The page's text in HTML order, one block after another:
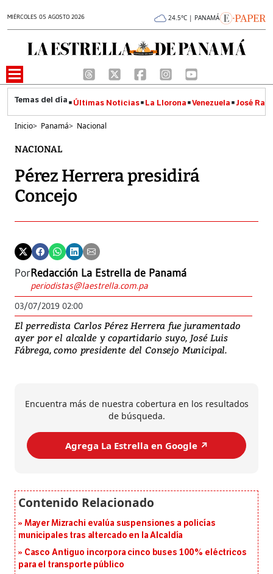
MIÉRCOLES 05 AGOSTO 2026 24.5°C | PANAMÁ
Últimas Noticias La Llorona Venezuela José
Inicio> Panamá> Nacional
NACIONAL
Pérez Herrera presidirá
Concejo
PorRedacción La Estrella de Panamá
periodistas@laestrella.com.pa
03/07/2019 02:00
El perredista Carlos Pérez Herrera fue juramentado
ayer por el alcalde y copartidario suyo, José Luis
Fábrega, como presidente del Consejo Municipal.
Encuentra más de nuestra cobertura en los resultados
de búsqueda.
Agrega La Estrella en Google ↗️
Mayer Mizrachi evalúa suspensiones a policías
municipales tras altercado en la Alcaldía
Casco Antiguo incorpora cinco buses 100% eléctricos
para el transporte público